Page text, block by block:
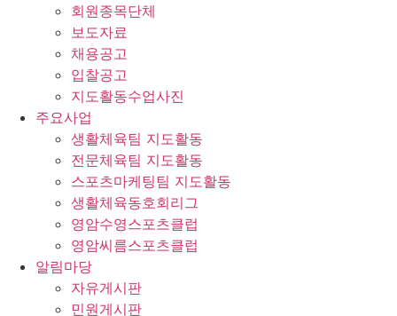
회원종목단체
보도자료
채용공고
입찰공고
지도활동수업사진
주요사업
생활체육팀 지도활동
전문체육팀 지도활동
스포츠마케팅팀 지도활동
생활체육동호회리그
영암수영스포츠클럽
영암씨름스포츠클럽
알림마당
자유게시판
민원게시판